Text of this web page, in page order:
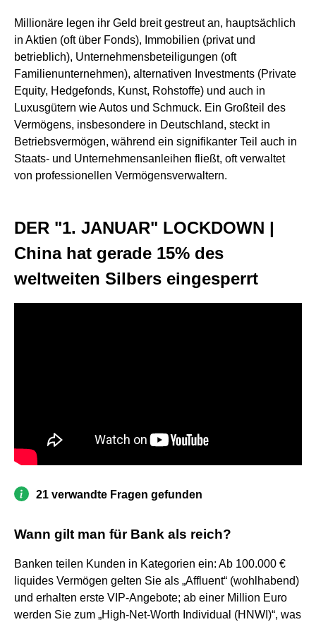
Millionäre legen ihr Geld breit gestreut an, hauptsächlich
in Aktien (oft über Fonds), Immobilien (privat und
betrieblich), Unternehmensbeteiligungen (oft
Familienunternehmen), alternativen Investments (Private
Equity, Hedgefonds, Kunst, Rohstoffe) und auch in
Luxusgütern wie Autos und Schmuck. Ein Großteil des
Vermögens, insbesondere in Deutschland, steckt in
Betriebsvermögen, während ein signifikanter Teil auch in
Staats- und Unternehmensanleihen fließt, oft verwaltet
von professionellen Vermögensverwaltern.
DER "1. JANUAR" LOCKDOWN |
China hat gerade 15% des
weltweiten Silbers eingesperrt
21 verwandte Fragen gefunden
Wann gilt man für Bank als reich?
Banken teilen Kunden in Kategorien ein: Ab 100.000 €
liquides Vermögen gelten Sie als „Affluent“ (wohlhabend)
und erhalten erste VIP-Angebote; ab einer Million Euro
werden Sie zum „High-Net-Worth Individual (HNWI)“, was